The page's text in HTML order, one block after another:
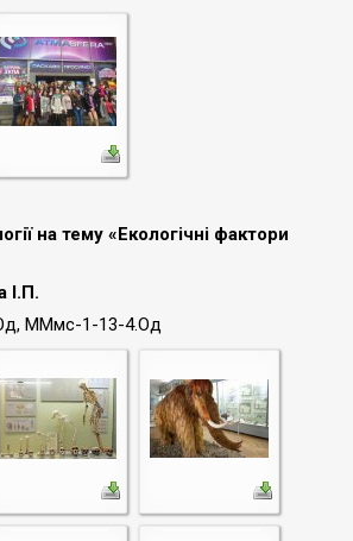
на тему «Екологічні фактори
І.П.
ММмс-1-13-4.Од